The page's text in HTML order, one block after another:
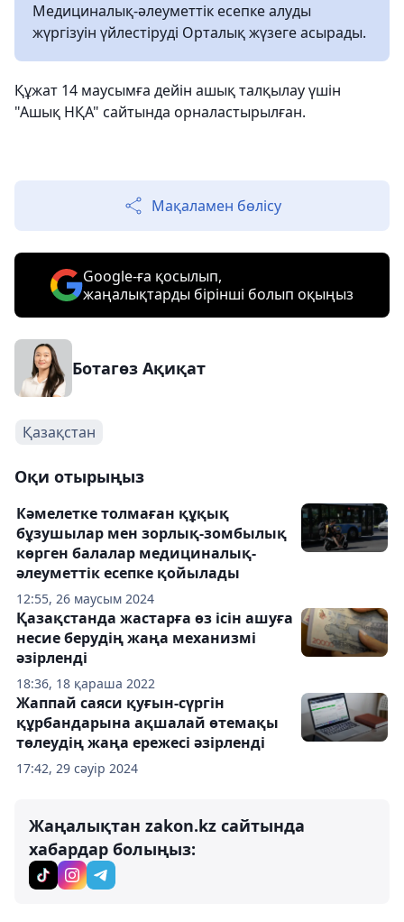
Медициналық-әлеуметтік есепке алуды
жүргізуін үйлестіруді Орталық жүзеге асырады.
Құжат 14 маусымға дейін ашық талқылау үшін
"Ашық НҚА" сайтында орналастырылған.
Мақаламен бөлісу
Google-ға қосылып,
жаңалықтарды бірінші болып оқыңыз
Ботагөз Ақиқат
Қазақстан
Оқи отырыңыз
12:55, 26 маусым 2024
Кәмелетке толмаған құқық
бұзушылар мен зорлық-зомбылық
көрген балалар медициналық-
әлеуметтік есепке қойылады
18:36, 18 қараша 2022
Қазақстанда жастарға өз ісін ашуға
несие берудің жаңа механизмі
әзірленді
17:42, 29 сәуір 2024
Жаппай саяси қуғын-сүргін
құрбандарына ақшалай өтемақы
төлеудің жаңа ережесі әзірленді
Жаңалықтан zakon.kz сайтында
хабардар болыңыз: